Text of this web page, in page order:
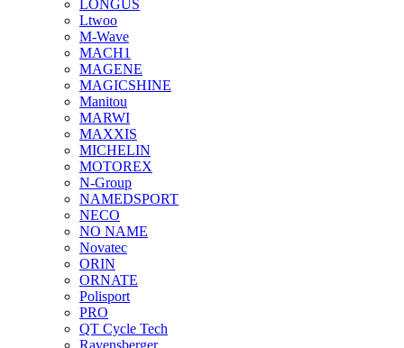
LONGUS
Ltwoo
M-Wave
MACH1
MAGENE
MAGICSHINE
Manitou
MARWI
MAXXIS
MICHELIN
MOTOREX
N-Group
NAMEDSPORT
NECO
NO NAME
Novatec
ORIN
ORNATE
Polisport
PRO
QT Cycle Tech
Ravensberger